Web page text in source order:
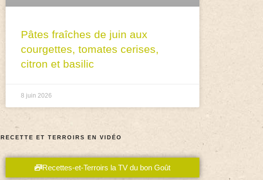
Pâtes fraîches de juin aux
courgettes, tomates cerises,
citron et basilic
8 juin 2026
RECETTE ET TERROIRS EN VIDÉO
Recettes-et-Terroirs la TV du bon Goût